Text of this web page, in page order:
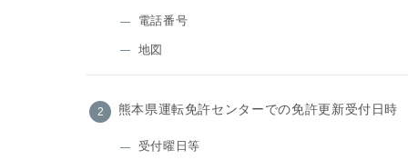
電話番号
地図
熊本県運転免許センターでの免許更新受付日時
受付曜日等